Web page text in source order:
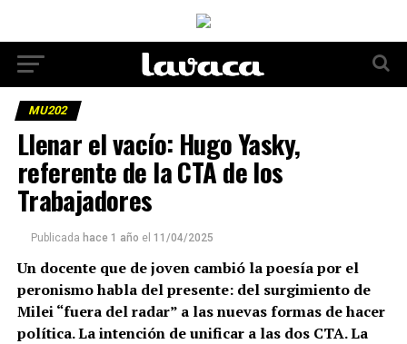
MU202
Llenar el vacío: Hugo Yasky,
referente de la CTA de los
Trabajadores
Publicada hace 1 año el 11/04/2025
Un docente que de joven cambió la poesía por el
peronismo habla del presente: del surgimiento de
Milei “fuera del radar” a las nuevas formas de hacer
política. La intención de unificar a las dos CTA. La